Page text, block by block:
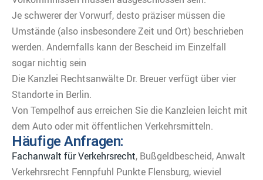
Je schwerer der Vorwurf, desto präziser müssen die
Umstände (also insbesondere Zeit und Ort) beschrieben
werden. Andernfalls kann der Bescheid im Einzelfall
sogar nichtig sein
Die Kanzlei Rechtsanwälte Dr. Breuer verfügt über vier
Standorte in Berlin.
Von Tempelhof aus erreichen Sie die Kanzleien leicht mit
dem Auto oder mit öffentlichen Verkehrsmitteln.
Häufige Anfragen:
Fachanwalt für Verkehrsrecht, Bußgeldbescheid, Anwalt
Verkehrsrecht Fennpfuhl Punkte Flensburg, wieviel